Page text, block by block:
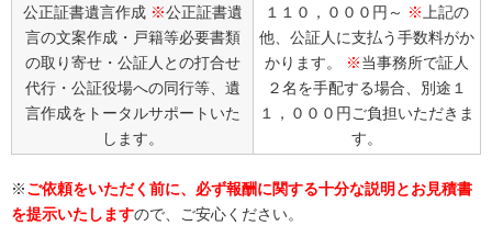
公正証書遺言作成 ※公正証書遺
言の文案作成・戸籍等必要書類
の取り寄せ・公証人との打合せ
代行・公証役場への同行等、遺
言作成をトータルサポートいた
します。
１１０，０００円～ ※ 上記の
他、公証人に支払う手数料がか
かります。
※当事務所で証人
２名を手配する場合、別途１
１，０００円ご負担いただきま
す。
※ご依頼をいただく前に、 必ず報酬に関する十分な説明とお見積書
を提示いたしますので、ご安心ください。